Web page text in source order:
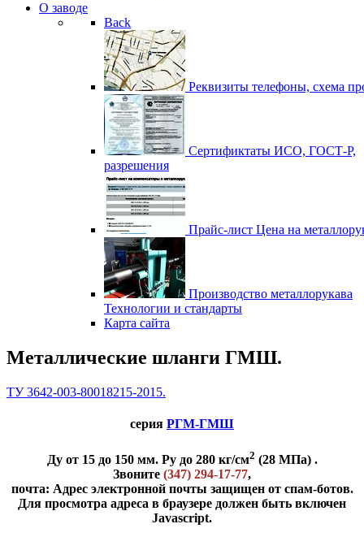
О заводе
Back
Реквизиты телефоны, схема
Сертификтаты ИСО, ГОСТ-Р,
разрешения
Прайс-лист Цена на
Производство металлорукава
Технологии и стандарты
Карта сайта
Металлические шланги ГМШ.
ТУ 3642-003-80018215-2015.
серия РГМ-ГМШ
Ду от 15 до 150 мм. Ру до 280 кг/см2 (28 МПа) .
Звоните (347) 294-17-77,
почта: Адрес электронной почты защищен от спам-ботов.
Для просмотра адреса в браузере должен быть включен
Javascript.